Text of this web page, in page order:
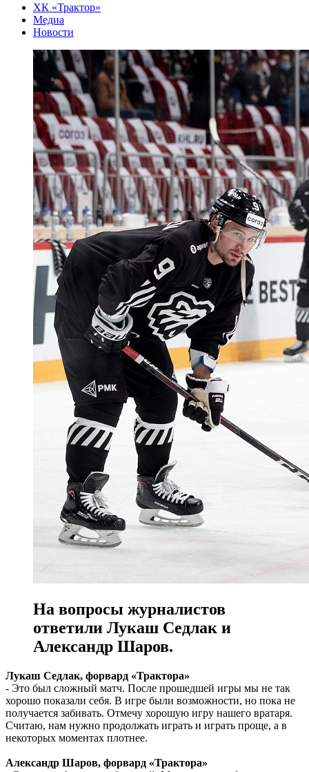
ХК «Трактор»
Медиа
Новости
На вопросы журналистов
ответили Лукаш Седлак и
Александр Шаров.
Лукаш Седлак, форвард «Трактора»
- Это был сложный матч. После прошедшей игры мы не так
хорошо показали себя. В игре были возможности, но пока не
получается забивать. Отмечу хорошую игру нашего вратаря.
Считаю, нам нужно продолжать играть и играть проще, а в
некоторых моментах плотнее.
Александр Шаров, форвард «Трактора»